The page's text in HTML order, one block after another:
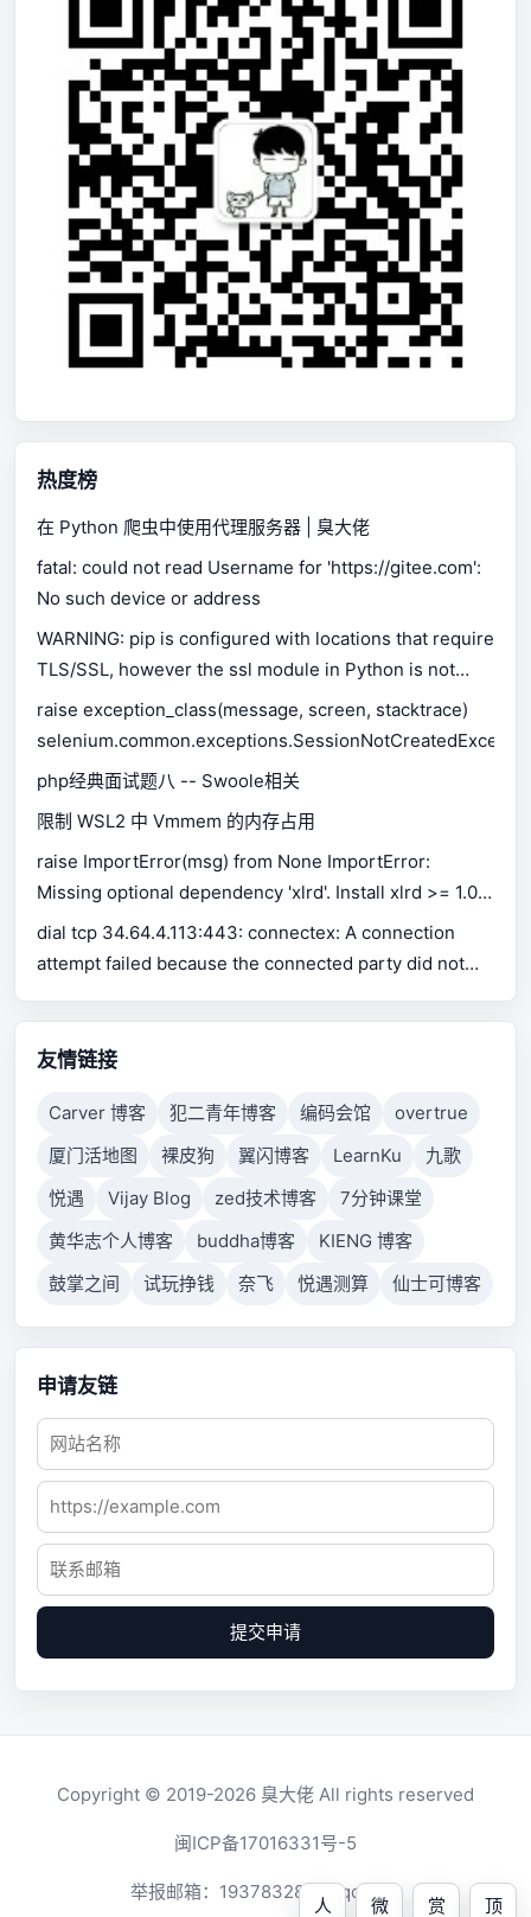
热度榜
在 Python 爬虫中使用代理服务器 | 臭大佬
fatal: could not read Username for 'https://gitee.com':
No such device or address
WARNING: pip is configured with locations that require
TLS/SSL, however the ssl module in Python is not
available.
raise exception_class(message, screen, stacktrace)
php经典面试题八 -- Swoole相关
限制 WSL2 中 Vmmem 的内存占用
raise ImportError(msg) from None ImportError:
Missing optional dependency 'xlrd'. Install xlrd >= 1.0.0
for Excel support Use pip or conda to install xlrd.
dial tcp 34.64.4.113:443: connectex: A connection
attempt failed because the connected party did not
connection failed because connected host has failed
to respond.
友情链接
Carver 博客 犯二青年博客 编码会馆
overtrue
厦门活地图
裸皮狗 翼闪博客 LearnKu
九歌
悦遇
Vijay Blog zed技术博客
7分钟课堂
黄华志个人博客
buddha博客
KIENG 博客
鼓掌之间
试玩挣钱 奈飞 悦遇测算 仙士可博客
申请友链
提交申请
人 微 赏 顶
Copyright © 2019-2026 臭大佬 All rights reserved
闽ICP备17016331号-5
举报邮箱： 1937832819@qq.com